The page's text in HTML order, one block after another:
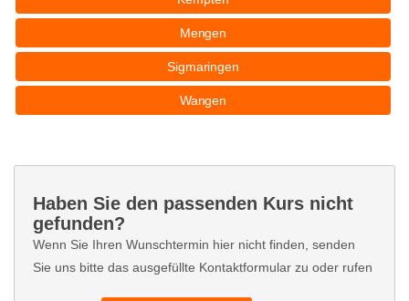
Mengen
Sigmaringen
Wangen
Haben Sie den passenden Kurs nicht
gefunden?
Wenn Sie Ihren Wunschtermin hier nicht finden, senden
Sie uns bitte das ausgefüllte Kontaktformular zu oder rufen